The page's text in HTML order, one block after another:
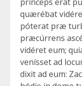
quærébat
póterat præ
præcúrrens
vidéret eum;
venísset ad
dixit ad eum: